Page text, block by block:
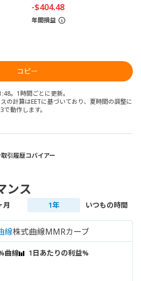
-$404.48
年間損益
コピー
。1時間ごとに更新。
の計算はEETに基づいており、夏時間の調整に
動作します。
取引履歴コパイアー
ンス
月 1年 いつもの時間
線株式曲線MMRカーブ
曲線 1日あたりの利益%